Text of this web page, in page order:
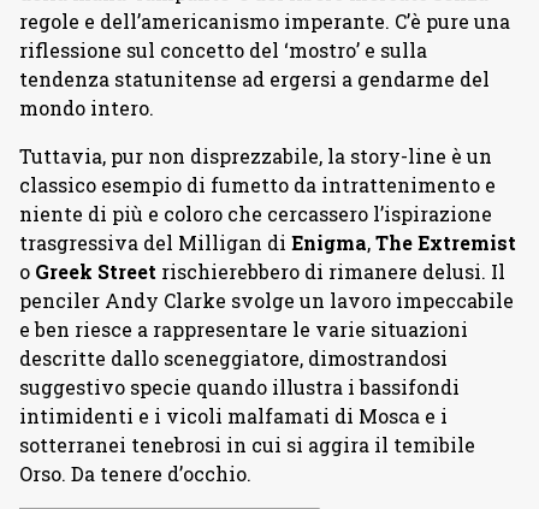
regole e dell’americanismo imperante. C’è pure una
riflessione sul concetto del ‘mostro’ e sulla
tendenza statunitense ad ergersi a gendarme del
mondo intero.
Tuttavia, pur non disprezzabile, la story-line è un
classico esempio di fumetto da intrattenimento e
niente di più e coloro che cercassero l’ispirazione
trasgressiva del Milligan di Enigma,The Extremist
o Greek Street rischierebbero di rimanere delusi. Il
penciler Andy Clarke svolge un lavoro impeccabile
e ben riesce a rappresentare le varie situazioni
descritte dallo sceneggiatore, dimostrandosi
suggestivo specie quando illustra i bassifondi
intimidenti e i vicoli malfamati di Mosca e i
sotterranei tenebrosi in cui si aggira il temibile
Orso. Da tenere d’occhio.